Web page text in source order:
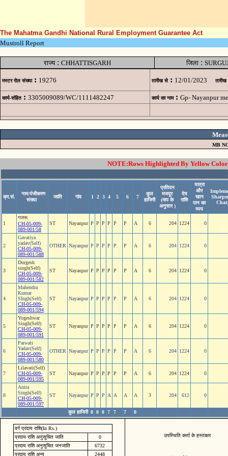
The Mahatma Gandhi National Rural Employment Guarantee Act
Mustroll Report
राज्य: CHHATTISGARH जिला:
मस्टर रोल संख्या : 19276 तारीख से : 12/01/2023 तारीख
कार्य-संहित : 3305009089/WC/1111482247 कार्य का नाम : Gp- Nayanpur
MB
NOTE:Rows Highlighted By Yellow
क्र.सं.
नाम/पंजीकरण
संख्या
जाति गांव 1 2 3 4 5 6 7
कुल
हाजिरी
प्रतिदन
मजदूर
(माप के
अनुसार )
देय
राशि
यात्रा
और
खान
पान का
व्यय
1
गजरू
CH-05-009-
089-001/58
ST Nayanpur P P P P P P A 6 204 1224 0
2
Gavatiya
yadav(Self)
CH-05-009-
089-001/588
OTHER Nayanpur P P P P P P A 6 204 1224 0
3
Durgesh
singh(Self)
CH-05-009-
089-001/582
ST Nayanpur P P P P P P A 6 204 1224 0
4
Mahendra
Kumar
SIngh(Self)
CH-05-009-
089-001/594
ST Nayanpur P P P P P P A 6 204 1224 0
5
Yogeshwar
Singh(Self)
CH-05-009-
089-001/591
ST Nayanpur P P P P P P A 6 204 1224 0
6
Parwati
Yadav(Self)
CH-05-009-
089-001/580
OTHER Nayanpur P P P P P P A 6 204 1224 0
7
Lilavati(Self)
CH-05-009-
089-001/595
ST Nayanpur P P P P P P A 6 204 1224 0
8
Anita
Singh(Self)
CH-05-009-
089-001/597
ST Nayanpur P P P A A A A 3 204 612 0
कुल हाजिरी 8 8 8 7 7 7 0
वर्ग प्रदाय राशि(In Rs.)
प्रदाय राशि अनुसूचित जाति
0
प्रदाय राशि अनुसूचित जनजाति
6732
प्रदाय राशि अन्य
2448
उपस्थिति कर्ता के हस्ताक्षर